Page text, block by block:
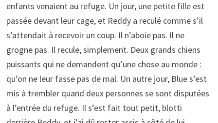
enfants venaient au refuge. Un jour, une petite fille est
passée devant leur cage, et Reddy a reculé comme s’il
s’attendait à recevoir un coup. Il n’aboie pas. Il ne
grogne pas. Il recule, simplement. Deux grands chiens
puissants qui ne demandent qu’une chose au monde :
qu’on ne leur fasse pas de mal. Un autre jour, Blue s’est
mis à trembler quand deux personnes se sont disputées
à l’entrée du refuge. Il s’est fait tout petit, blotti